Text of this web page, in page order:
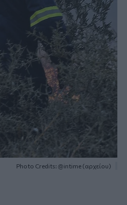
Photo Credits: @intime (αρχείου)